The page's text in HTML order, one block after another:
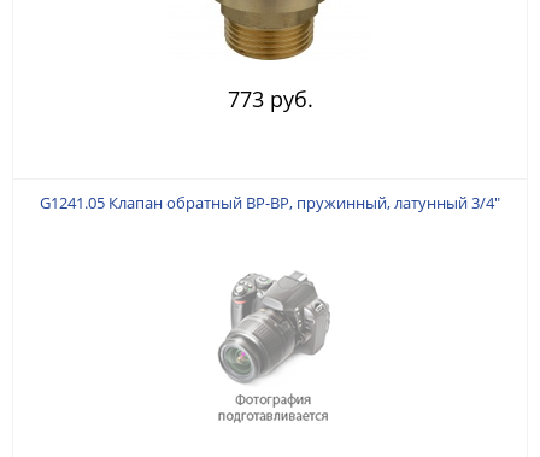
773 руб.
G1241.05 Клапан обратный ВР-ВР, пружинный, латунный 3/4"